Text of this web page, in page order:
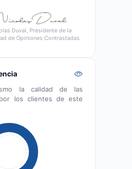
Duval, Presidente de la
de Opiniones Contrastadas
la calidad de las
los clientes de este